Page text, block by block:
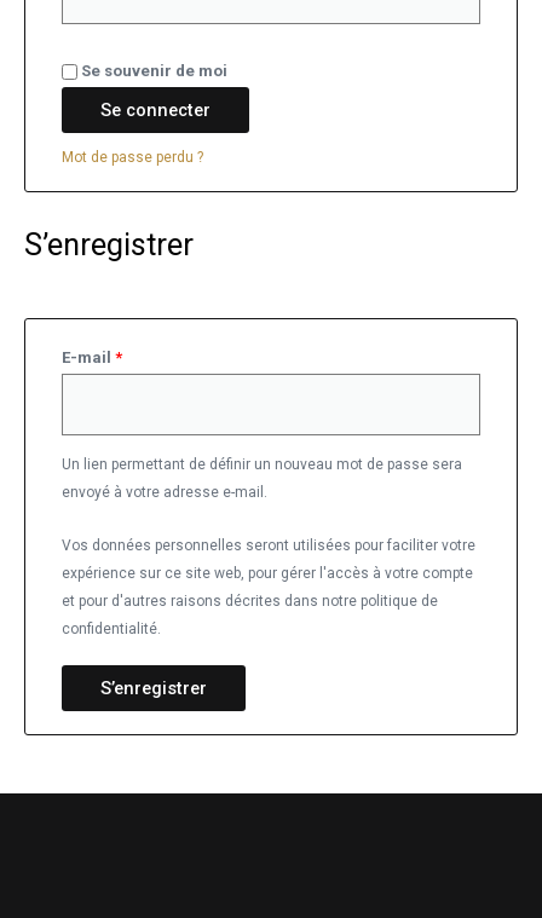
Se souvenir de moi
Se connecter
Mot de passe perdu ?
S’enregistrer
E-mail *
Un lien permettant de définir un nouveau mot de passe sera
envoyé à votre adresse e-mail.
Vos données personnelles seront utilisées pour faciliter votre
expérience sur ce site web, pour gérer l'accès à votre compte
et pour d'autres raisons décrites dans notre politique de
confidentialité.
S’enregistrer